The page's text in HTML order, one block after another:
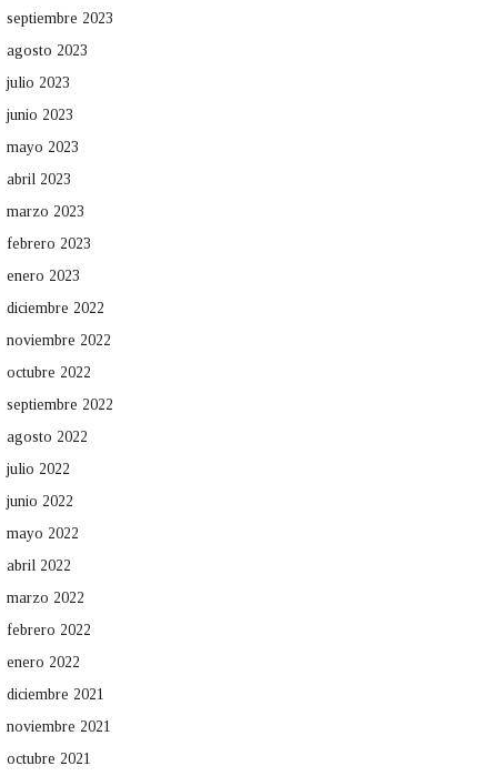
septiembre 2023
agosto 2023
julio 2023
junio 2023
mayo 2023
abril 2023
marzo 2023
febrero 2023
enero 2023
diciembre 2022
noviembre 2022
octubre 2022
septiembre 2022
agosto 2022
julio 2022
junio 2022
mayo 2022
abril 2022
marzo 2022
febrero 2022
enero 2022
diciembre 2021
noviembre 2021
octubre 2021